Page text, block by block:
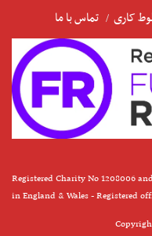
کاری تماس با ما
Registered Charity No 1208006
in England & Wales - Registered